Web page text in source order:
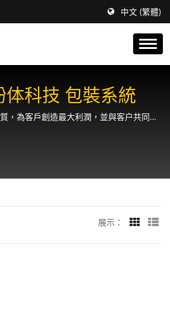
中文 (繁體)
体科技 包裝系統
，為客戶創造最大利潤，並與客户共同成
展示：